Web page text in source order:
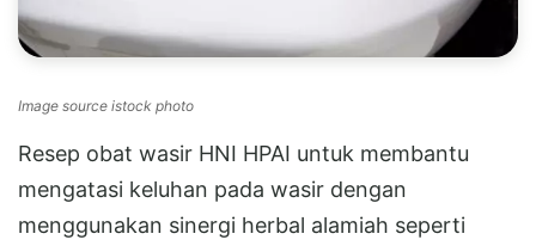
Image source istock photo
Resep obat wasir HNI HPAI untuk membantu
mengatasi keluhan pada wasir dengan
menggunakan sinergi herbal alamiah seperti